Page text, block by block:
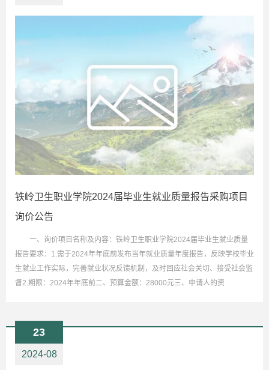
铁岭卫生职业学院2024届毕业生就业质量报告采购项目
询价公告
一、询价项目名称及内容：铁岭卫生职业学院2024届毕业生就业质量
报告要求：1.需于2024年年底前发布当年就业质量年度报告，反映学校毕业
生就业工作实际，完善就业状况反馈机制，及时回应社会关切、接受社会监
督2.期限：2024年年底前二、预算金额：28000元三、申请人的资
23
2024-08